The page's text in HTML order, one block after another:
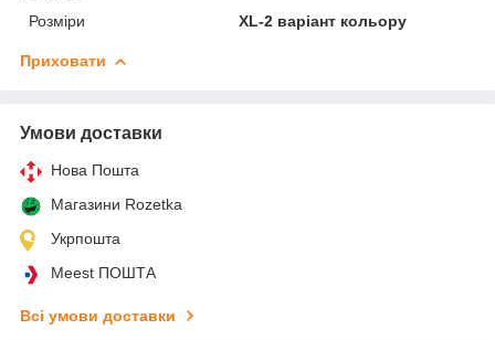
Розміри
XL-2 варіант кольору
Приховати
Умови доставки
Нова Пошта
Магазини Rozetka
Укрпошта
Meest ПОШТА
Всі умови доставки